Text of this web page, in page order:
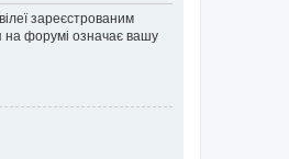
зареєстрованим
на форумі означає вашу